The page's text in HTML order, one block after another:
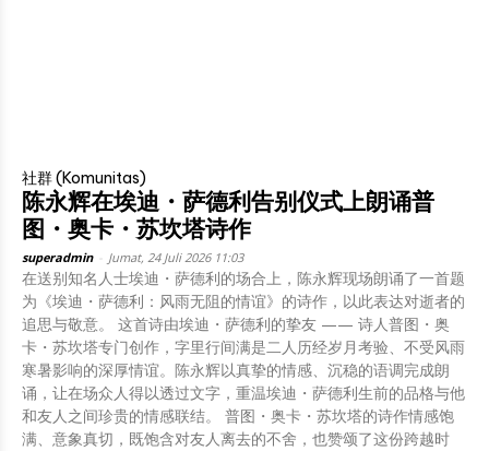
社群 (Komunitas)
陈永辉在埃迪・萨德利告别仪式上朗诵普
图・奥卡・苏坎塔诗作
superadmin Jumat, 24 Juli 2026 11:03
在送别知名人士埃迪・萨德利的场合上，陈永辉现场朗诵了一首题
为《埃迪・萨德利：风雨无阻的情谊》的诗作，以此表达对逝者的
追思与敬意。 这首诗由埃迪・萨德利的挚友 —— 诗人普图・奥
卡・苏坎塔专门创作，字里行间满是二人历经岁月考验、不受风雨
寒暑影响的深厚情谊。陈永辉以真挚的情感、沉稳的语调完成朗
诵，让在场众人得以透过文字，重温埃迪・萨德利生前的品格与他
和友人之间珍贵的情感联结。 普图・奥卡・苏坎塔的诗作情感饱
满、意象真切，既饱含对友人离去的不舍，也赞颂了这份跨越时